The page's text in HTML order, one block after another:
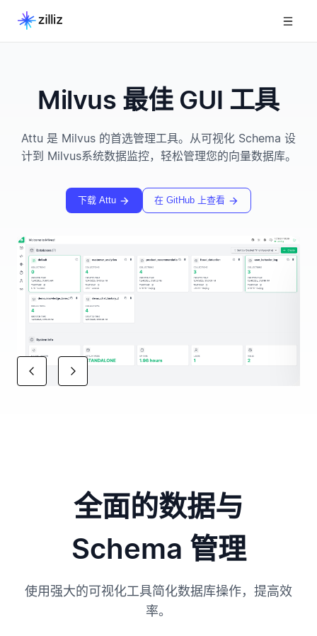
Milvus 最佳 GUI 工具
Attu 是 Milvus 的首选管理工具。从可视化 Schema 设
计到 Milvus系统数据监控，轻松管理您的向量数据库。
下载 Attu 在 GitHub 上查看
全面的数据与
Schema 管理
使用强大的可视化工具简化数据库操作，提高效
率。